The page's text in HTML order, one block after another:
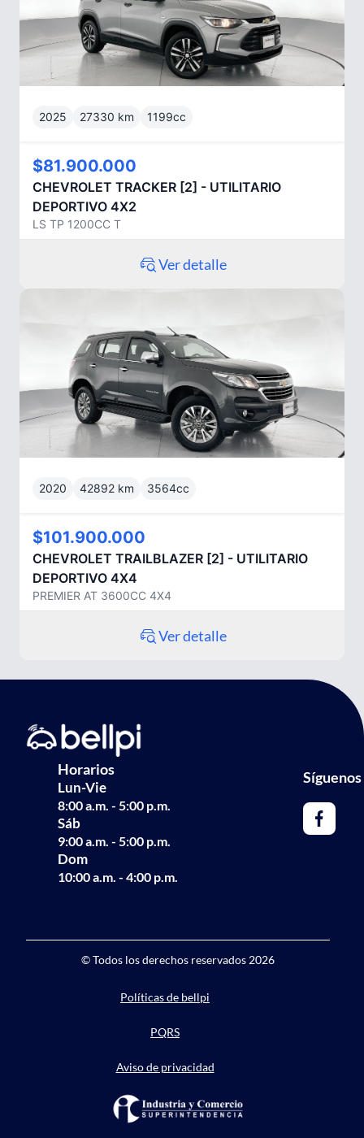
2025 27330 km 1199cc
$81.900.000
CHEVROLET TRACKER [2] - UTILITARIO
DEPORTIVO 4X2
LS TP 1200CC T
Ver detalle
2020 42892 km 3564cc
$101.900.000
CHEVROLET TRAILBLAZER [2] - UTILITARIO
DEPORTIVO 4X4
PREMIER AT 3600CC 4X4
Ver detalle
Horarios
Lun-Vie
8:00 a.m. - 5:00 p.m.
Sáb
9:00 a.m. - 5:00 p.m.
Dom
10:00 a.m. - 4:00 p.m.
Síguenos
©️ Todos los derechos reservados 2026
Políticas de bellpi
PQRS
Aviso de privacidad